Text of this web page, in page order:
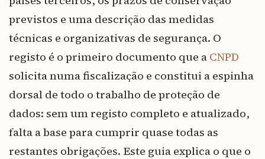
previstos e uma descrição das medidas
técnicas e organizativas de segurança. O
registo é o primeiro documento que a CNPD
solicita numa fiscalização e constitui a espinha
dorsal de todo o trabalho de proteção de
dados: sem um registo completo e atualizado,
falta a base para cumprir quase todas as
restantes obrigações. Este guia explica o que o